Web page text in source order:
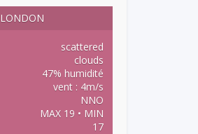
LONDON
scattered
clouds
47% humidité
vent : 4m/s
NNO
MAX 19 • MIN
17